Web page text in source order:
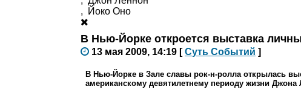
,
Йоко Оно
В Нью-Йорке откроется выставка
13 мая 2009, 14:19 [Суть Событий ]
В Нью-Йорке в Зале славы рок-н-ролла открылась
американскому девятилетнему периоду жизни Джона